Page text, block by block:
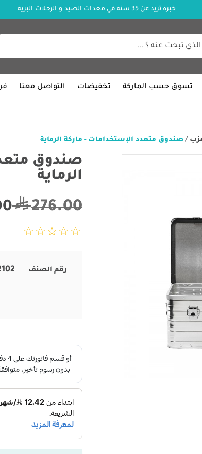
خبرة تزيد عن 35 سنة في معدات الصيد و الرحلات البرية
تسوق حسب الماركة تخفيضات التواصل معنا
/ صندوق متعدد الإستخدامات - ماركة الرماية
صندوق
الرماية
276.00
رقم الصنف